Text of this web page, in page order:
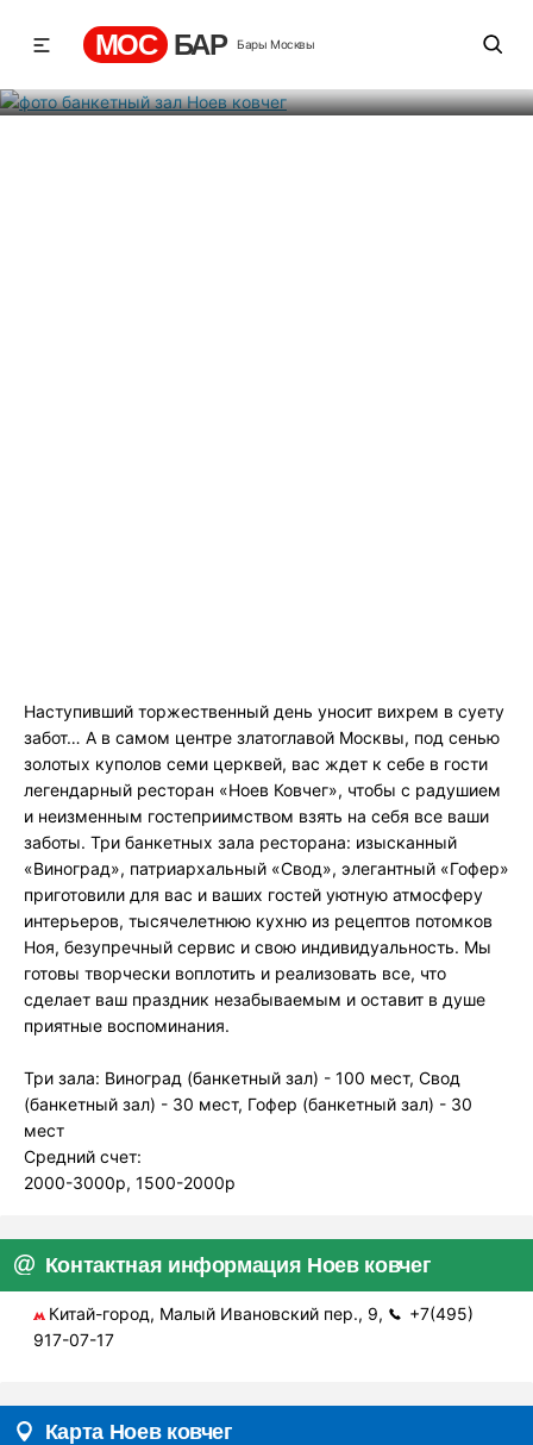
МОС БАР Бары Москвы
Ноев ковчег
Наступивший торжественный день уносит вихрем в суету
забот… А в самом центре златоглавой Москвы, под сенью
золотых куполов семи церквей, вас ждет к себе в гости
легендарный ресторан «Ноев Ковчег», чтобы с радушием
и неизменным гостеприимством взять на себя все ваши
заботы. Три банкетных зала ресторана: изысканный
«Виноград», патриархальный «Свод», элегантный «Гофер»
приготовили для вас и ваших гостей уютную атмосферу
интерьеров, тысячелетнюю кухню из рецептов потомков
Ноя, безупречный сервис и свою индивидуальность. Мы
готовы творчески воплотить и реализовать все, что
сделает ваш праздник незабываемым и оставит в душе
приятные воспоминания.
Три зала: Виноград (банкетный зал) - 100 мест, Свод
(банкетный зал) - 30 мест, Гофер (банкетный зал) - 30
мест
Средний счет:
2000-3000р, 1500-2000р
Контактная информация Ноев ковчег
Китай-город, Малый Ивановский пер., 9,
+7(495)
917-07-17
Карта Ноев ковчег